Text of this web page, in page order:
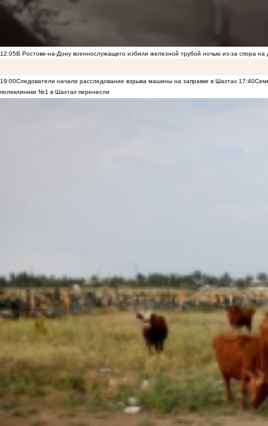
12:05В Ростове-на-Дону военнослужащего избили железной трубой ночью из-за спора на
19:00Следователи начали расследование взрыва машины на заправке в Шахтах 17:40
поликлиники №1 в Шахтах перенесли